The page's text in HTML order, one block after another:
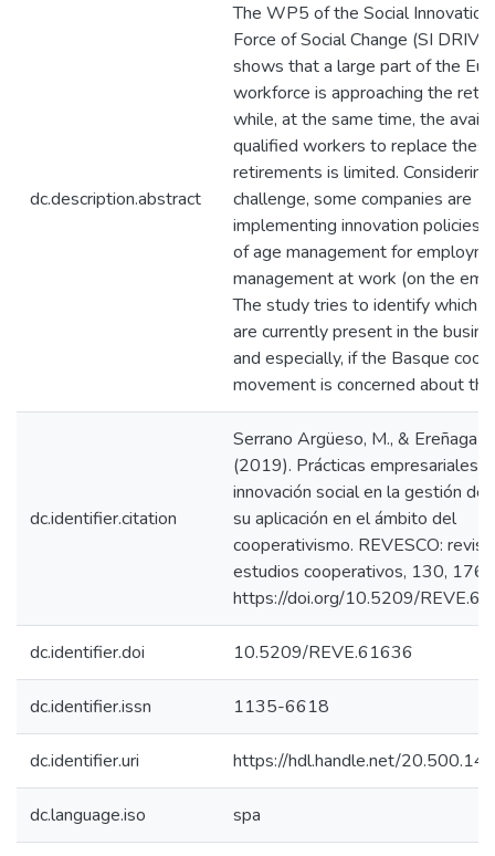
dc.description.abstract
The WP5 of the Social
Force of Social Change (SI
shows that a large part of the
workforce is approaching the
while, at the same time, the
qualified workers to replace these
retirements is limited.
challenge, some companies are
implementing innovation policies
of age management for
management at work (on the
The study tries to identify which
are currently present in the
and especially, if the Basque
movement is concerned about
dc.identifier.citation
Serrano Argüeso, M., & Ereñaga
(2019). Prácticas empresariales
innovación social en la gestión de
su aplicación en el ámbito del
cooperativismo. REVESCO:
estudios cooperativos, 130,
https://doi.org/10.5209/
dc.identifier.doi 10.5209/REVE.61636
dc.identifier.issn 1135-6618
dc.identifier.uri https://hdl.handle.net/
dc.language.iso spa